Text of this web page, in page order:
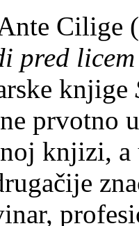
pred
knjige
prvotno
knjizi,